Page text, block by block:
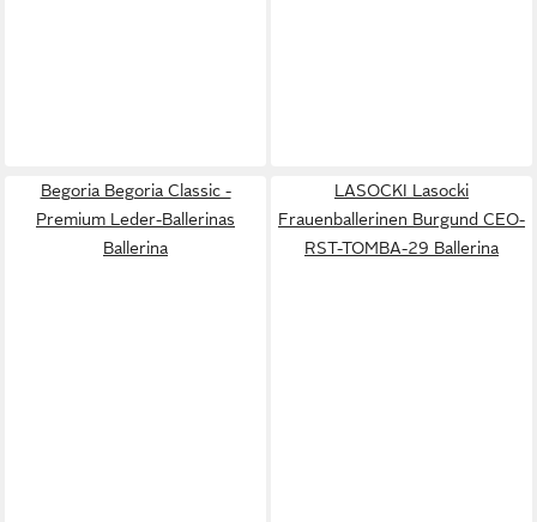
Begoria Begoria Classic -
Premium Leder-Ballerinas
Ballerina
LASOCKI Lasocki
Frauenballerinen Burgund CEO-
RST-TOMBA-29 Ballerina